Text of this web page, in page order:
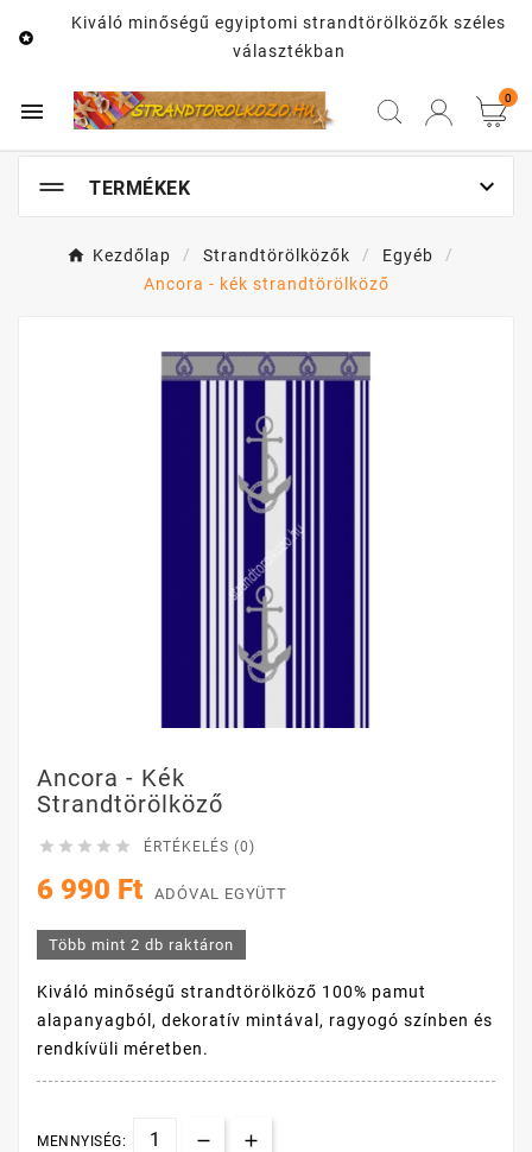

Kiváló minőségű egyiptomi strandtörölközők széles
választékban
 0
TERMÉKEK 
Kezdőlap Strandtörölközők
Egyéb
Ancora - kék strandtörölköző
Ancora - Kék
Strandtörölköző
     ÉRTÉKELÉS (0)
6 990 Ft ADÓVAL EGYÜTT
Több mint 2 db raktáron
Kiváló minőségű strandtörölköző 100% pamut
alapanyagból, dekoratív mintával, ragyogó színben és
rendkívüli méretben.
MENNYISÉG: